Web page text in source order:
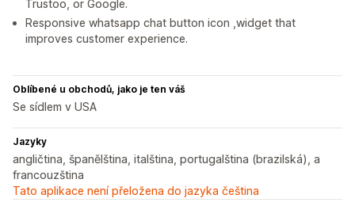
Trustoo, or Google.
Responsive whatsapp chat button icon ,widget that
improves customer experience.
Oblíbené u obchodů, jako je ten váš
Se sídlem v USA
Jazyky
angličtina, španělština, italština, portugalština (brazilská), a
francouzština
Tato aplikace není přeložena do jazyka čeština